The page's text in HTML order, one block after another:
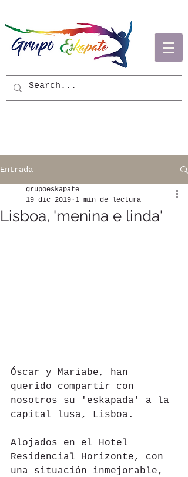
Entrada
Lisboa, 'menina e linda'
grupoeskapate
19 dic 2019 1 min de lectura
Óscar y Mariabe, han
querido compartir con
nosotros su 'eskapada' a la
capital lusa, Lisboa.
Alojados en el Hotel
Residencial Horizonte, con
una situación inmejorable,